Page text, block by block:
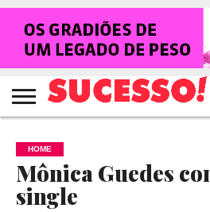
HOME
NOTÍCIAS
SHOWS
ENTREVISTAS
CLIQUES
RANKING
CROWLEY
TV
SUCESSO!
REVISTA
SUCESSO!
HOME
Mônica Guedes
single